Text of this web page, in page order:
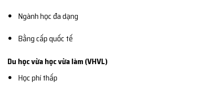
Ngành học đa dạng
Bằng cấp quốc tế
Du học vừa học vừa làm (VHVL)
Học phí thấp